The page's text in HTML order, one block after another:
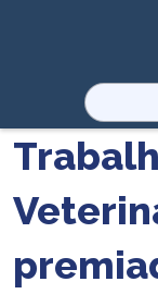
Pesquisar
por: